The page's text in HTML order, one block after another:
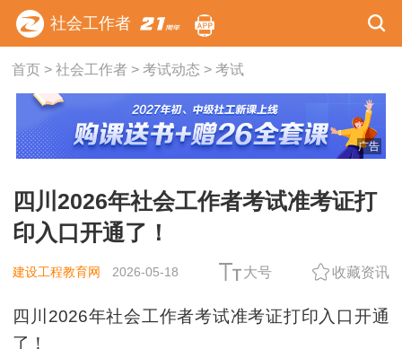
社会工作者
首页> 社会工作者> 考试动态 > 考试
广告
四川2026年社会工作者考试准考证打
印入口开通了！
建设工程教育网 2026-05-18 大号 收藏资讯
四川2026年社会工作者考试准考证打印入口开通
了！